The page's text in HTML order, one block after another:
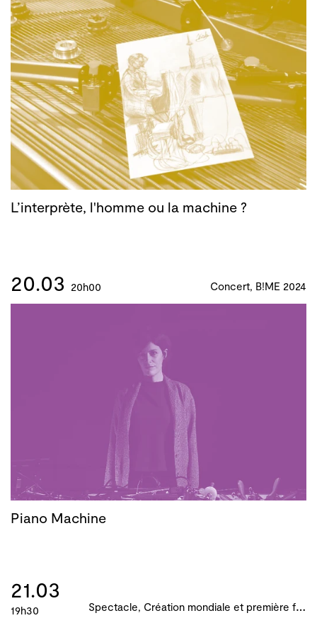
L’interprète, l'homme ou la machine ?
20.03 20h00 Concert, B!ME 2024
Piano Machine
21.03
19h30 S
pectacle, Création mondiale et première française, B!ME 2024